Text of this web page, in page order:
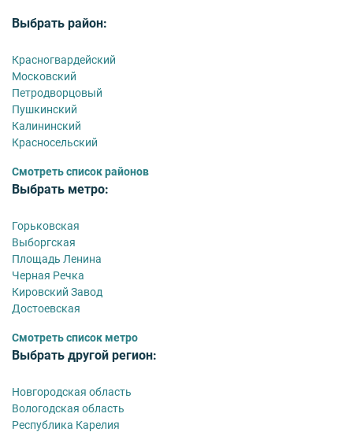
Выбрать район:
Красногвардейский
Московский
Петродворцовый
Пушкинский
Калининский
Красносельский
Смотреть список районов
Выбрать метро:
Горьковская
Выборгская
Площадь Ленина
Черная Речка
Кировский Завод
Достоевская
Смотреть список метро
Выбрать другой регион:
Новгородская область
Вологодская область
Республика Карелия